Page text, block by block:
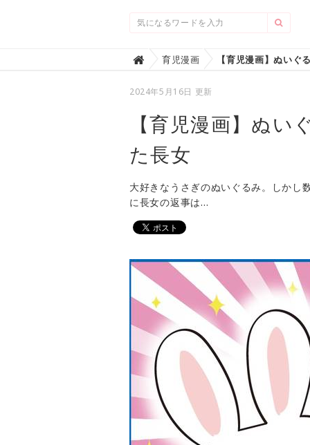
Home育児漫画
2024年5月16日 更新
【育児漫画】ぬ
た長女
大好きなうさぎのぬいぐるみ。しかし
に長女の返事は…